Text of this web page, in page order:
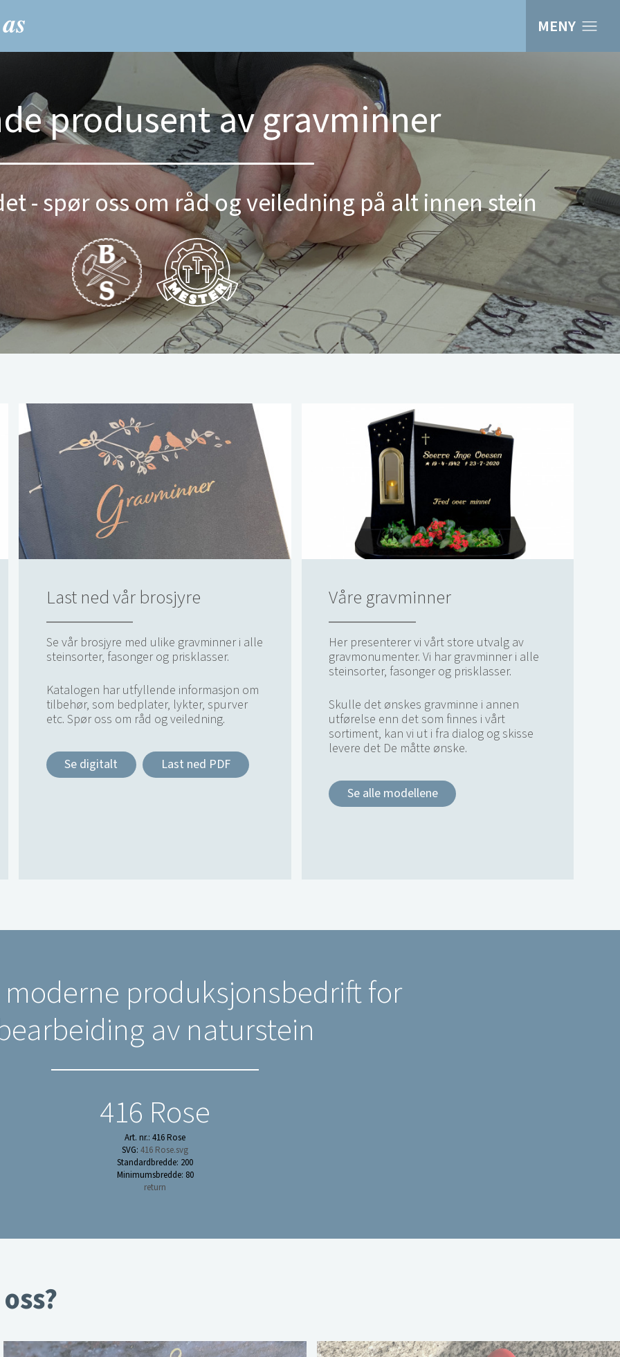
MENY
produsent av gravminner
- spør oss om råd og veiledning på alt innen stein
Last ned vår brosjyre
Se vår brosjyre med ulike gravminner i alle
steinsorter, fasonger og prisklasser.
Katalogen har utfyllende informasjon om
tilbehør, som bedplater, lykter, spurver
etc. Spør oss om råd og veiledning.
Se digitalt Last ned PDF
Våre gravminner
Her presenterer vi vårt store utvalg av
gravmonumenter. Vi har gravminner i alle
steinsorter, fasonger og prisklasser.
Skulle det ønskes gravminne i annen
utførelse enn det som finnes i vårt
sortiment, kan vi ut i fra dialog og skisse
levere det De måtte ønske.
Se alle modellene
moderne produksjonsbedrift for
av naturstein
416 Rose
Art. nr.: 416 Rose
SVG: 416 Rose.svg
Standardbredde: 200
Minimumsbredde: 80
return